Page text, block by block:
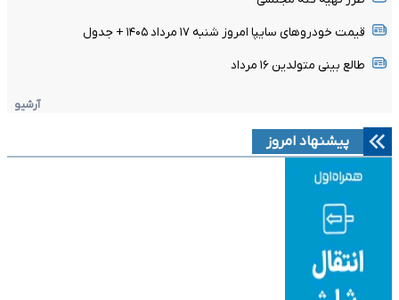
قیمت خودرو‌های سایپا امروز شنبه ۱۷ مرداد ۱۴۰۵ + جدول
طالع بینی متولدین ۱۶ مرداد
آرشیو
پیشنهاد امروز